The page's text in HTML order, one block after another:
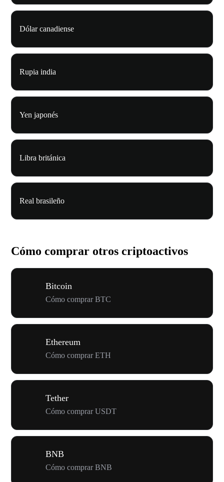
Dólar canadiense
Rupia india
Yen japonés
Libra británica
Real brasileño
Cómo comprar otros criptoactivos
Bitcoin
Cómo comprar BTC
Ethereum
Cómo comprar ETH
Tether
Cómo comprar USDT
BNB
Cómo comprar BNB